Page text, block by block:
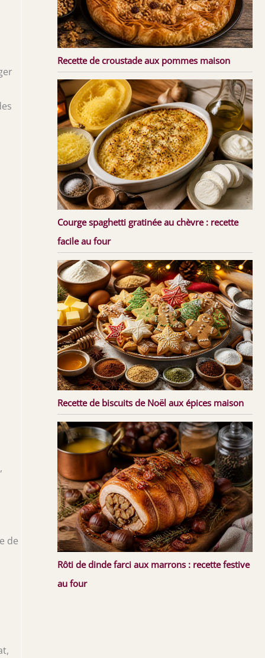
de
Recette de croustade aux pommes maison
Courge spaghetti gratinée au chèvre : recette
facile au four
Recette de biscuits de Noël aux épices maison
Rôti de dinde farci aux marrons : recette festive
au four